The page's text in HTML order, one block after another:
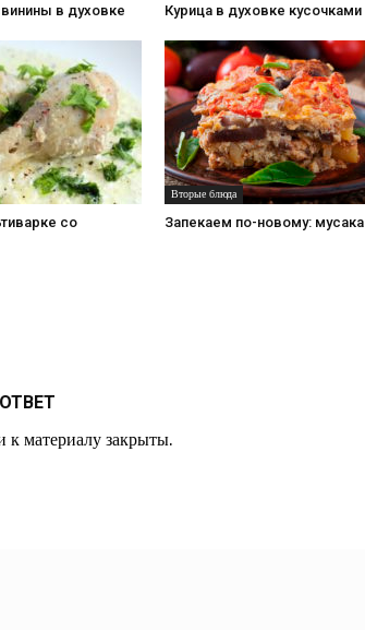
в духовке
Курица в духовке кусочками
со
Вторые блюда
Запекаем по-новому: мусака
к материалу закрыты.